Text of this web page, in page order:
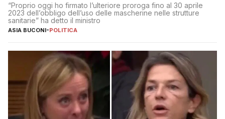
“Proprio oggi ho firmato l’ulteriore proroga fino al 30 aprile
2023 dell’obbligo dell’uso delle mascherine nelle strutture
sanitarie” ha detto il ministro
ASIA BUCONI-POLITICA